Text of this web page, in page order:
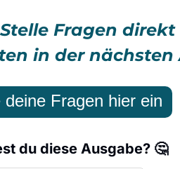
Stelle Fragen
in der nächsten
deine Fragen hier ein
du diese Ausgabe? 🤔